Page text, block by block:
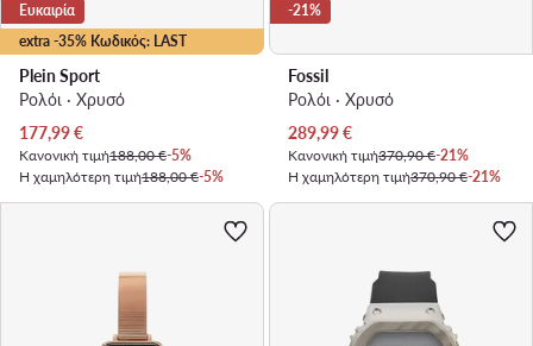
extra -35% Κωδικός: LAST
Ευκαιρία
Plein Sport
Ρολόι · Χρυσό
Τρέχουσα τιμή
177,99€
Κανονική τιμή188,00 €-5%
Η χαμηλότερη τιμή188,00 €-5%
-21%
Fossil
Ρολόι · Χρυσό
Τρέχουσα τιμή
289,99€
Κανονική τιμή370,90 €-21%
Η χαμηλότερη τιμή370,90 €-21%